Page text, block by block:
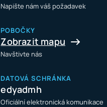
Napište nám váš požadavek
POBOČKY
Zobrazit mapu
Navštivte nás
DATOVÁ SCHRÁNKA
edyadmh
Oficiální elektronická komunikace